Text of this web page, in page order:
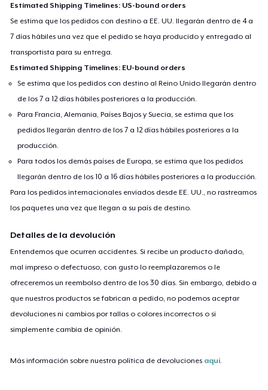
Estimated Shipping Timelines: US-bound orders
Se estima que los pedidos con destino a EE. UU. llegarán dentro de 4 a
7 días hábiles una vez que el pedido se haya producido y entregado al
transportista para su entrega.
Estimated Shipping Timelines: EU-bound orders
Se estima que los pedidos con destino al Reino Unido llegarán dentro
de los 7 a 12 días hábiles posteriores a la producción.
Para Francia, Alemania, Países Bajos y Suecia, se estima que los
pedidos llegarán dentro de los 7 a 12 días hábiles posteriores a la
producción.
Para todos los demás países de Europa, se estima que los pedidos
llegarán dentro de los 10 a 16 días hábiles posteriores a la producción.
Para los pedidos internacionales enviados desde EE. UU., no rastreamos
los paquetes una vez que llegan a su país de destino.
Detalles de la devolución
Entendemos que ocurren accidentes. Si recibe un producto dañado,
mal impreso o defectuoso, con gusto lo reemplazaremos o le
ofreceremos un reembolso dentro de los 30 días. Sin embargo, debido a
que nuestros productos se fabrican a pedido, no podemos aceptar
devoluciones ni cambios por tallas o colores incorrectos o si
simplemente cambia de opinión.
Más información sobre nuestra política de devoluciones aquí.